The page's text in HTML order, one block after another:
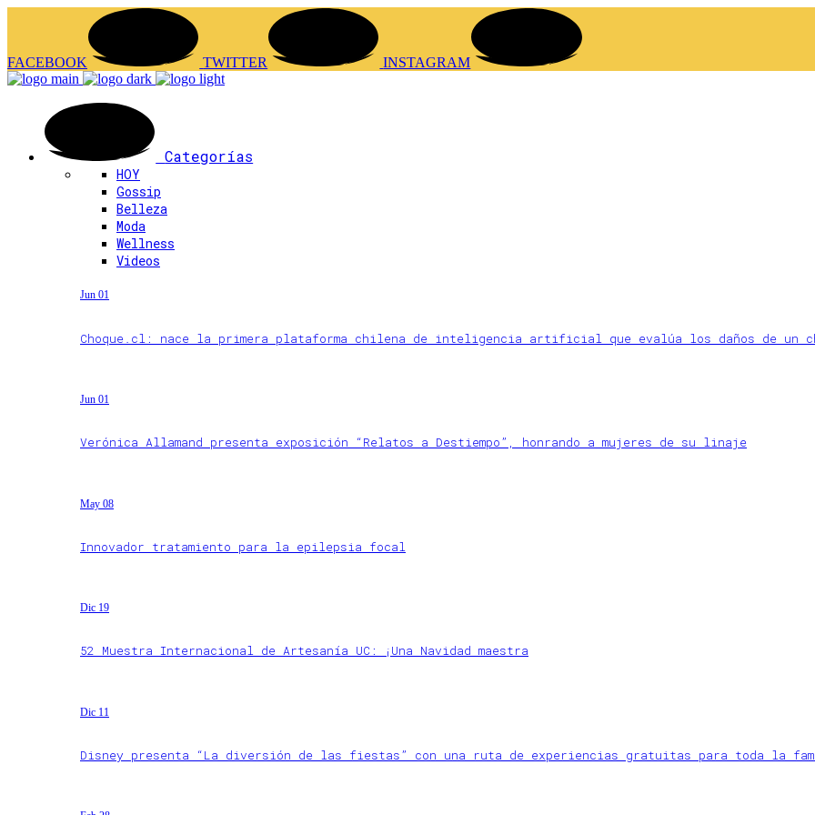
FACEBOOK TWITTER INSTAGRAM
Categorías
HOY
Gossip
Belleza
Moda
Wellness
Videos
Jun 01
Choque.cl: nace la primera plataforma chilena de inteligencia artificial que evalúa los daños de un
Jun 01
Verónica Allamand presenta exposición “Relatos a Destiempo”, honrando a mujeres de su linaje
May 08
Innovador tratamiento para la epilepsia focal
Dic 19
52 Muestra Internacional de Artesanía UC: ¡Una Navidad maestra
Dic 11
Disney presenta “La diversión de las fiestas” con una ruta de experiencias gratuitas para toda la